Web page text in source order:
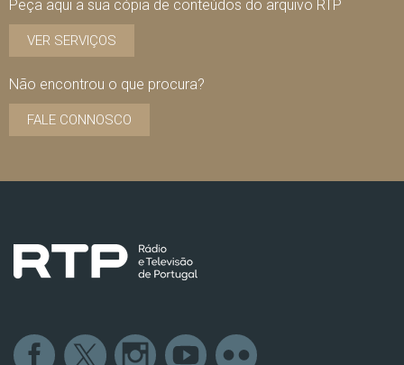
Peça aqui a sua cópia de conteúdos do arquivo RTP
VER SERVIÇOS
Não encontrou o que procura?
FALE CONNOSCO